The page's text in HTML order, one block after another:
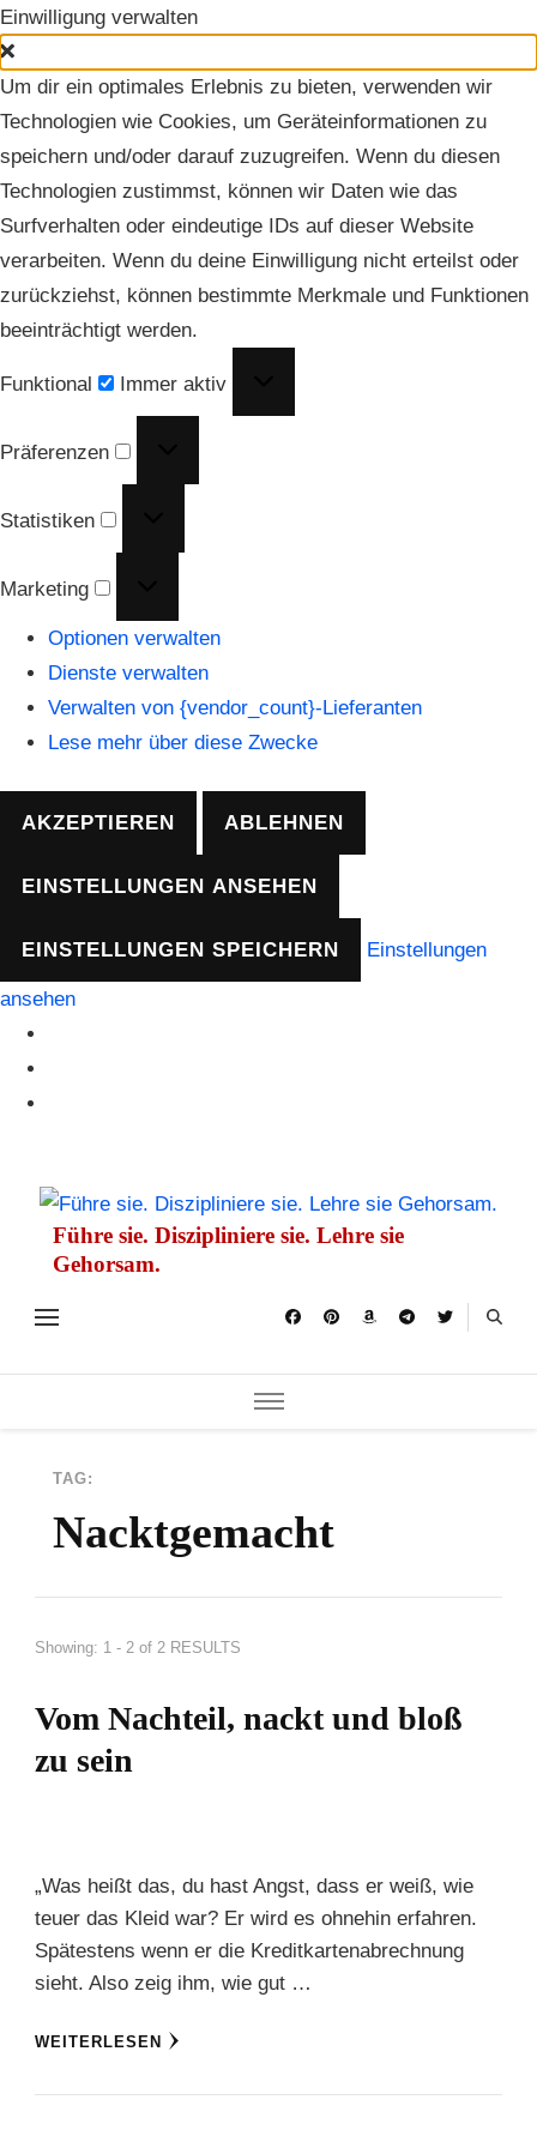
Einwilligung verwalten
Um dir ein optimales Erlebnis zu bieten, verwenden wir
Technologien wie Cookies, um Geräteinformationen zu
speichern und/oder darauf zuzugreifen. Wenn du diesen
Technologien zustimmst, können wir Daten wie das
Surfverhalten oder eindeutige IDs auf dieser Website
verarbeiten. Wenn du deine Einwilligung nicht erteilst oder
zurückziehst, können bestimmte Merkmale und Funktionen
beeinträchtigt werden.
Funktional
Immer aktiv
Präferenzen
Statistiken
Marketing
Optionen verwalten
Dienste verwalten
Verwalten von {vendor_count}-Lieferanten
Lese mehr über diese Zwecke
AKZEPTIEREN ABLEHNEN
EINSTELLUNGEN ANSEHEN
EINSTELLUNGEN SPEICHERN Einstellungen
ansehen
Führe sie. Diszipliniere sie. Lehre sie
Gehorsam.
TAG:
Nacktgemacht
Showing: 1 - 2 of 2 RESULTS
Vom Nachteil, nackt und bloß
zu sein
„Was heißt das, du hast Angst, dass er weiß, wie
teuer das Kleid war? Er wird es ohnehin erfahren.
Spätestens wenn er die Kreditkartenabrechnung
sieht. Also zeig ihm, wie gut …
WEITERLESEN